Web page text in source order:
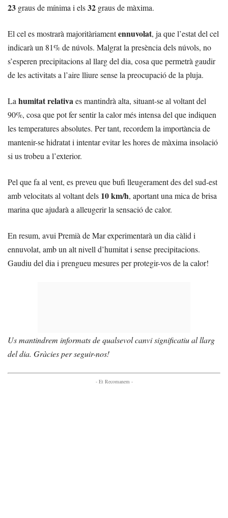
23 graus de mínima i els32 graus de màxima.
El cel es mostrarà majoritàriamentennuvolat, ja que l’estat del cel
indicarà un 81% de núvols. Malgrat la presència dels núvols, no
s’esperen precipitacions al llarg del dia, cosa que permetrà gaudir
de les activitats a l’aire lliure sense la preocupació de la pluja.
Lahumitat relativaes mantindrà alta, situant-se al voltant del
90%, cosa que pot fer sentir la calor més intensa del que indiquen
les temperatures absolutes. Per tant, recordem la importància de
mantenir-se hidratat i intentar evitar les hores de màxima insolació
si us trobeu a l’exterior.
Pel que fa al vent, es preveu que bufi lleugerament des del sud-est
amb velocitats al voltant dels 10 km/h, aportant una mica de brisa
marina que ajudarà a alleugerir la sensació de calor.
En resum, avui Premià de Mar experimentarà un dia càlid i
ennuvolat, amb un alt nivell d’humitat i sense precipitacions.
Gaudiu del dia i prengueu mesures per protegir-vos de la calor!
Us mantindrem informats de qualsevol canvi significatiu al llarg
del dia. Gràcies per seguir-nos!
- Et Recomanem -